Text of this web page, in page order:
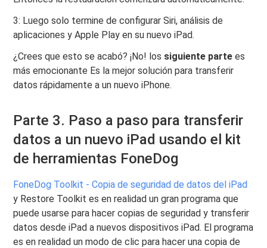
3: Luego solo termine de configurar Siri, análisis de
aplicaciones y Apple Play en su nuevo iPad.
¿Crees que esto se acabó? ¡No! los siguiente parte es
más emocionante Es la mejor solución para transferir
datos rápidamente a un nuevo iPhone.
Parte 3. Paso a paso para transferir
datos a un nuevo iPad usando el kit
de herramientas FoneDog
FoneDog Toolkit - Copia de seguridad de datos del iPad
y Restore Toolkit es en realidad un gran programa que
puede usarse para hacer copias de seguridad y transferir
datos desde iPad a nuevos dispositivos iPad. El programa
es en realidad un modo de clic para hacer una copia de